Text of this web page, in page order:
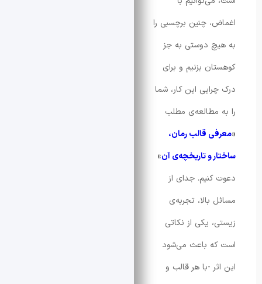
چنین برچسبی را
دوستی به جز
بزنیم و برای
این کار، شما
مطلب
قالب رمان،
و تاریخچه‌ی آن»
جدای از
تجربه‌ی
یکی از نکاتی
باعث می‌شود
-با هر قالب و